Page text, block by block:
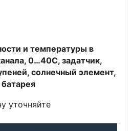
и температуры в
0…40С, задатчик,
солнечный элемент,
батарея
уточняйте